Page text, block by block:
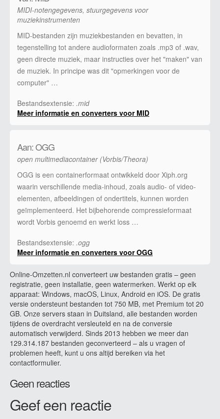
MIDI-notengegevens, stuurgegevens voor
muziekinstrumenten
MID-bestanden zijn muziekbestanden en bevatten, in
tegenstelling tot andere audioformaten zoals .mp3 of .wav,
geen directe muziek, maar instructies over het "maken" van
de muziek. In principe was dit "opmerkingen voor de
computer" …
Bestandsextensie: .mid
Meer informatie en converters voor MID
Aan: OGG
open multimediacontainer (Vorbis/Theora)
OGG is een containerformaat ontwikkeld door Xiph.org
waarin verschillende media-inhoud, zoals audio- of video-
elementen, afbeeldingen of ondertitels, kunnen worden
geïmplementeerd. Het bijbehorende compressieformaat
wordt Vorbis genoemd en werkt loss …
Bestandsextensie: .ogg
Meer informatie en converters voor OGG
Online-Omzetten.nl converteert uw bestanden gratis – geen
registratie, geen installatie, geen watermerken. Werkt op elk
apparaat: Windows, macOS, Linux, Android en iOS. De gratis
versie ondersteunt bestanden tot 750 MB, met Premium tot 20
GB. Onze servers staan in Duitsland, alle bestanden worden
tijdens de overdracht versleuteld en na de conversie
automatisch verwijderd. Sinds 2013 hebben we meer dan
129.314.187 bestanden geconverteerd – als u vragen of
problemen heeft, kunt u ons altijd bereiken via het
contactformulier.
Geen reacties
Geef een reactie